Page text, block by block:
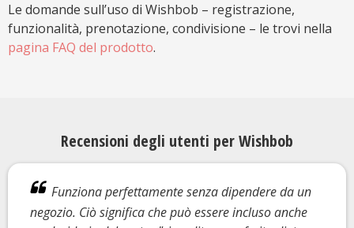
Le domande sull’uso di Wishbob – registrazione,
funzionalità, prenotazione, condivisione – le trovi nella
pagina FAQ del prodotto.
Recensioni degli utenti per Wishbob
Funziona perfettamente senza dipendere da un
negozio. Ciò significa che può essere incluso anche